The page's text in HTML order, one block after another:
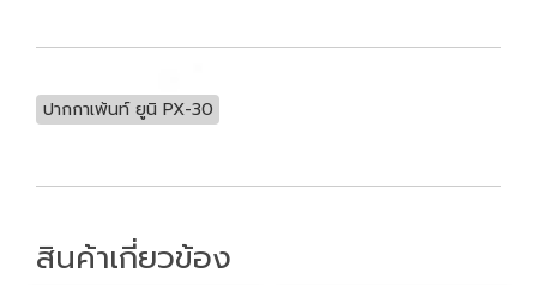
ปากกาเพ้นท์ ยูนิ PX-30
สินค้าเกี่ยวข้อง